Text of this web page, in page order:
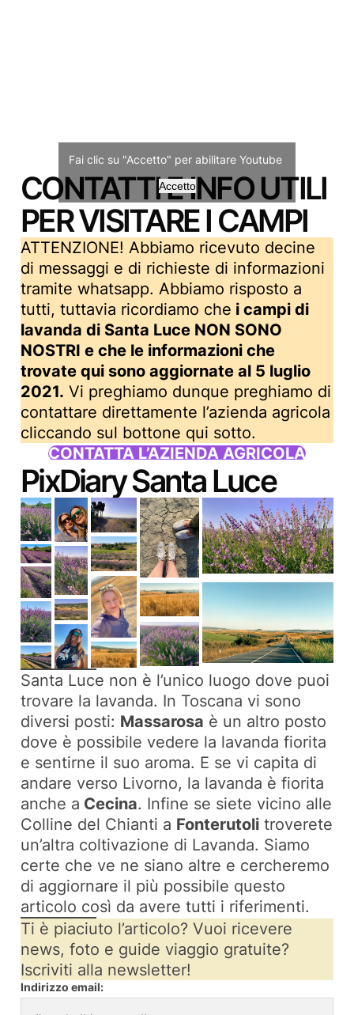
Fai clic su "Accetto" per abilitare Youtube
Accetto
CONTATTI E INFO UTILI
PER VISITARE I CAMPI
ATTENZIONE! Abbiamo ricevuto decine
di messaggi e di richieste di informazioni
tramite whatsapp. Abbiamo risposto a
tutti, tuttavia ricordiamo che i campi di
lavanda di Santa Luce NON SONO
NOSTRI e che le informazioni che
trovate qui sono aggiornate al 5 luglio
2021. Vi preghiamo dunque preghiamo di
contattare direttamente l’azienda agricola
cliccando sul bottone qui sotto.
CONTATTA L’AZIENDA AGRICOLA
PixDiary Santa Luce
Santa Luce non è l’unico luogo dove puoi
trovare la lavanda. In Toscana vi sono
diversi posti: Massarosa è un altro posto
dove è possibile vedere la lavanda fiorita
e sentirne il suo aroma. E se vi capita di
andare verso Livorno, la lavanda è fiorita
anche a Cecina. Infine se siete vicino alle
Colline del Chianti a Fonterutoli troverete
un’altra coltivazione di Lavanda. Siamo
certe che ve ne siano altre e cercheremo
di aggiornare il più possibile questo
articolo così da avere tutti i riferimenti.
Ti è piaciuto l’articolo? Vuoi ricevere
news, foto e guide viaggio gratuite?
Iscriviti alla newsletter!
Indirizzo email: